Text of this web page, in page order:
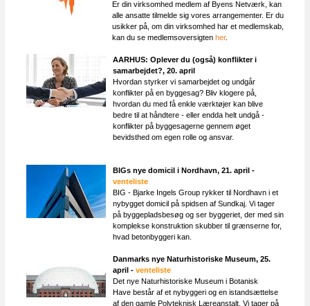
Er din virksomhed medlem af Byens Netværk, kan
alle ansatte tilmelde sig vores arrangementer. Er du
usikker på, om din virksomhed har et medlemskab,
kan du se medlemsoversigten her.
AARHUS: Oplever du (også) konflikter i
samarbejdet?, 20. april
Hvordan styrker vi samarbejdet og undgår
konflikter på en byggesag? Bliv klogere på,
hvordan du med få enkle værktøjer kan blive
bedre til at håndtere - eller endda helt undgå -
konflikter på byggesagerne gennem øget
bevidsthed om egen rolle og ansvar.
BIGs nye domicil i Nordhavn, 21. april -
venteliste
BIG - Bjarke Ingels Group rykker til Nordhavn i et
nybygget domicil på spidsen af Sundkaj. Vi tager
på byggepladsbesøg og ser byggeriet, der med sin
komplekse konstruktion skubber til grænserne for,
hvad betonbyggeri kan.
Danmarks nye Naturhistoriske Museum​, 25.
april - venteliste
Det nye Naturhistoriske Museum i Botanisk
Have består af et nybyggeri og en istandsættelse
af den gamle Polyteknisk Læreanstalt. Vi tager på